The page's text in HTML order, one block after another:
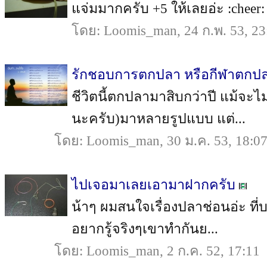
แจ่มมากครับ +5 ให้เลยอ่ะ :cheer:
โดย: Loomis_man, 24 ก.พ. 53,
รักชอบการตกปลา หรือกีฬาตกป
ชีวิตนี้ตกปลามาสิบกว่าปี แม้จะ
นะครับ)มาหลายรูปแบบ แต่...
โดย: Loomis_man, 30 ม.ค. 53, 18:07
ไปเจอมาเลยเอามาฝากครับ
น้าๆ ผมสนใจเรื่องปลาช่อนอ่ะ
อยากรู้จริงๆเขาทำกันย...
โดย: Loomis_man, 2 ก.ค. 52, 17:11